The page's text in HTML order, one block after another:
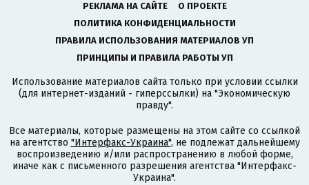
РЕКЛАМА НА САЙТЕ
О ПРОЕКТЕ
ПОЛИТИКА КОНФИДЕНЦИАЛЬНОСТИ
ПРАВИЛА ИСПОЛЬЗОВАНИЯ МАТЕРИАЛОВ УП
ПРИНЦИПЫ И ПРАВИЛА РАБОТЫ УП
Использование материалов сайта только при условии ссылки
(для интернет-изданий - гиперссылки) на "Экономическую
правду".
Все материалы, которые размещены на этом сайте со ссылкой
на агентство "Интерфакс-Украина", не подлежат дальнейшему
воспроизведению и/или распространению в любой форме,
иначе как с письменного разрешения агентства "Интерфакс-
Украина".